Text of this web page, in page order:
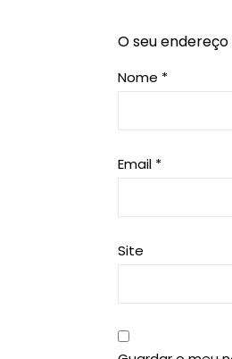
O seu
Nome *
Email *
Site